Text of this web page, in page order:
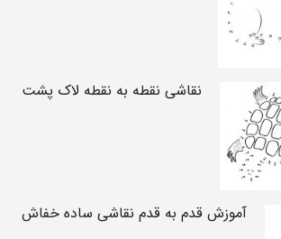
نقاشی نقطه به نقطه لاک پشت
آموزش قدم به قدم نقاشی ساده خفاش